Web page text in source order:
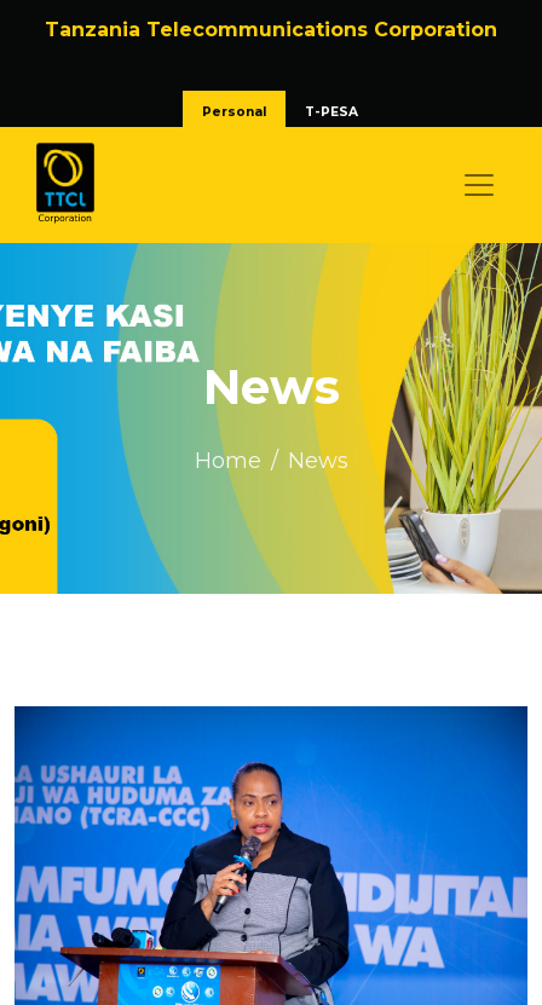
Tanzania Telecommunications Corporation
Personal T-PESA
News
Home News